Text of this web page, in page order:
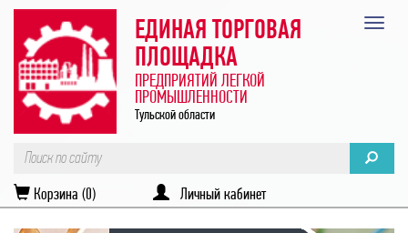
ЕДИНАЯ ТОРГОВАЯ
ПЛОЩАДКА
ПРЕДПРИЯТИЙ ЛЕГКОЙ
ПРОМЫШЛЕННОСТИ
Тульской области
Корзина (0) Личный кабинет